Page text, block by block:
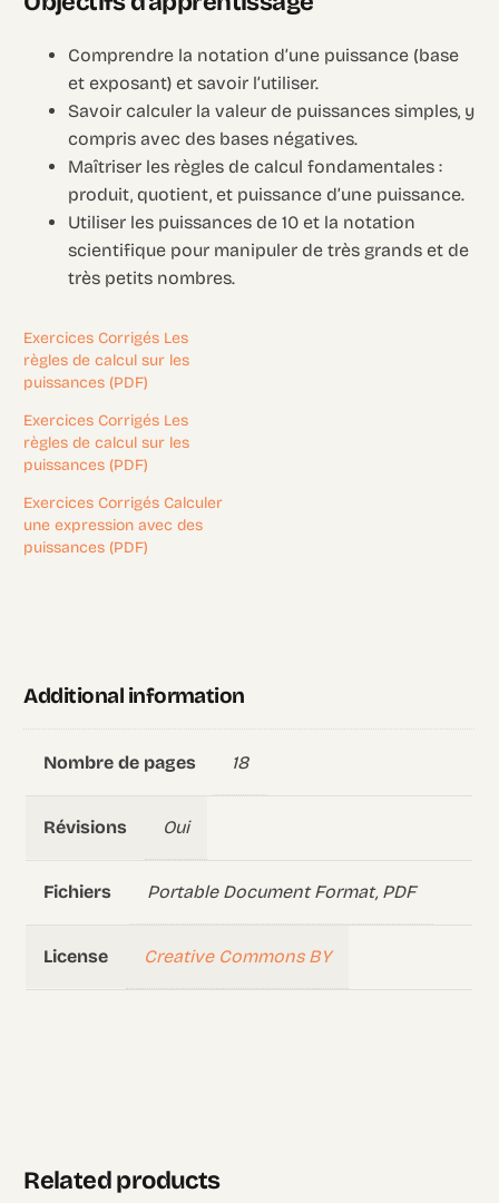
Comprendre la notation d’une puissance (base
et exposant) et savoir l’utiliser.
Savoir calculer la valeur de puissances simples, y
compris avec des bases négatives.
Maîtriser les règles de calcul fondamentales :
produit, quotient, et puissance d’une puissance.
Utiliser les puissances de 10 et la notation
scientifique pour manipuler de très grands et de
très petits nombres.
Exercices Corrigés Les
règles de calcul sur les
puissances (PDF)
Exercices Corrigés Les
règles de calcul sur les
puissances (PDF)
Exercices Corrigés Calculer
une expression avec des
puissances (PDF)
Additional information
Nombre de pages 18
Révisions Oui
Fichiers Portable Document Format, PDF
License Creative Commons BY
Related products